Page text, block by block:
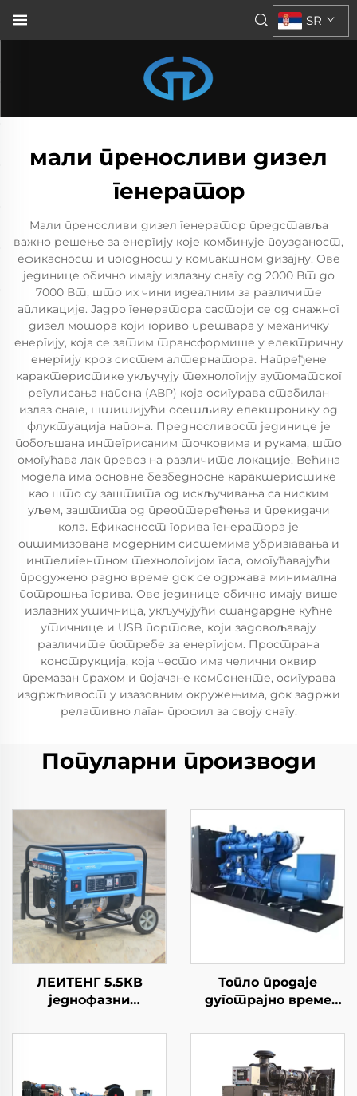
SR
мали преносливи дизел
генератор
Мали преносливи дизел генератор представља
важно решење за енергију које комбинује поузданост,
ефикасност и погодност у компактном дизајну. Ове
јединице обично имају излазну снагу од 2000 Вт до
7000 Вт, што их чини идеалним за различите
апликације. Јадро генератора састоји се од снажног
дизел мотора који гориво претвара у механичку
енергију, која се затим трансформише у електричну
енергију кроз систем алтернатора. Напређене
карактеристике укључују технологију аутоматског
регулисања напона (АВР) која осигурава стабилан
излаз снаге, штитијући осетљиву електронику од
флуктуација напона. Предносливост јединице је
побољшана интегрисаним точковима и рукама, што
омогућава лак превоз на различите локације. Већина
модела има основне безбедносне карактеристике
као што су заштита од искључивања са ниским
уљем, заштита од преоптерећења и прекидачи
кола. Ефикасност горива генератора је
оптимизована модерним системима убризгавања и
интелигентном технологијом гаса, омогућавајући
продужено радно време док се одржава минимална
потрошња горива. Ове јединице обично имају више
излазних утичница, укључујући стандардне кућне
утичнице и USB портове, који задовољавају
различите потребе за енергијом. Пространа
конструкција, која често има челични оквир
премазан прахом и појачане компоненте, осигурава
издржљивост у изазовним окружењима, док задржи
релативно лаган профил за своју снагу.
Популарни производи
ЛЕИТЕНГ 5.5КВ
једнофазни
420cc Дипломација
Наменска снага 380В
Топло продаје
дуготрајно време
2000кВ Грантор
природног гаса